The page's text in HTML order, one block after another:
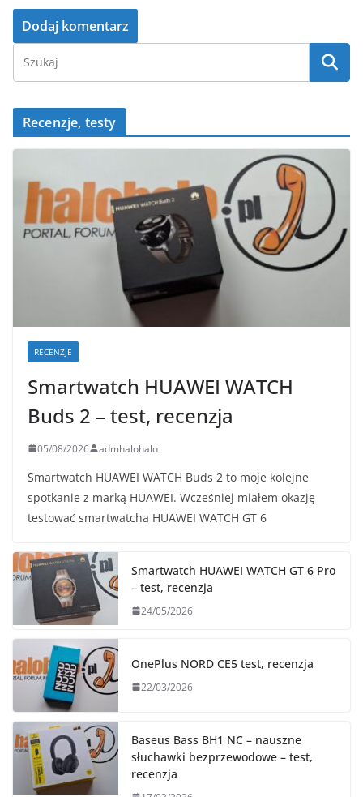
Recenzje, testy
RECENZJE
Smartwatch HUAWEI WATCH
Buds 2 – test, recenzja
05/08/2026 admhalohalo
Smartwatch HUAWEI WATCH Buds 2 to moje kolejne
spotkanie z marką HUAWEI. Wcześniej miałem okazję
testować smartwatcha HUAWEI WATCH GT 6
Smartwatch HUAWEI WATCH GT 6 Pro
– test, recenzja
24/05/2026
OnePlus NORD CE5 test, recenzja
22/03/2026
Baseus Bass BH1 NC – nauszne
słuchawki bezprzewodowe – test,
recenzja